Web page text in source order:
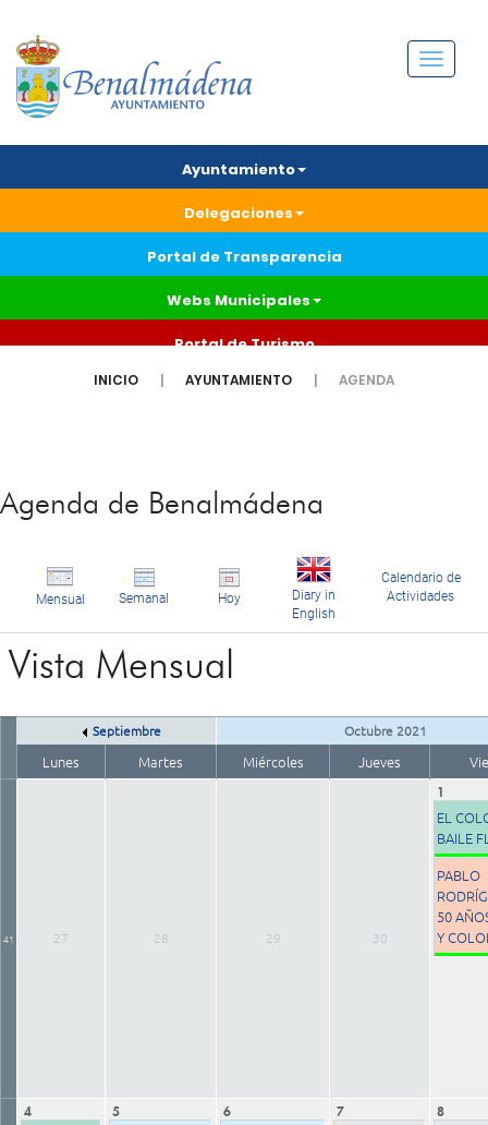
Menú
Ayuntamiento
Delegaciones
Portal de Transparencia
Webs Municipales
Portal de Turismo
INICIO AYUNTAMIENTO AGENDA
Agenda de Benalmádena
Mensual Semanal Hoy
Diary in
English
Calendario de
Actividades
Vista Mensual
Septiembre Octubre 2021
Lunes Martes Miércoles Jueves
41 27 28 29 30
1
EL
BAILE
PABLO
50
Y
4 5 6 7 8